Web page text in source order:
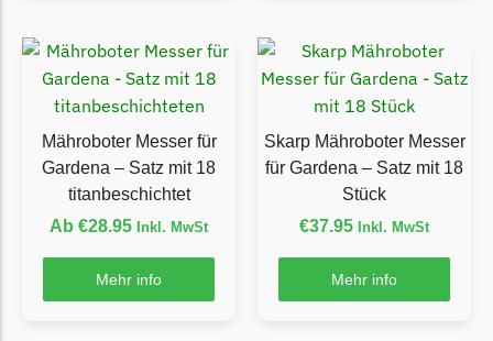
Grouw
Grouw Messer
Begrenzungsdraht
Güde
Güde Messer
Begrenzungsdraht
Honda
Honda Messer
Mähroboter Messer für
Gardena – Satz mit 18
titanbeschichtet
Ab €28.95 Inkl. MwSt
Mehr info
Skarp Mähroboter Messer
für Gardena – Satz mit 18
Stück
€37.95 Inkl. MwSt
Mehr info